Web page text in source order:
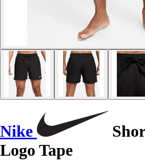
Nike
Logo Tape